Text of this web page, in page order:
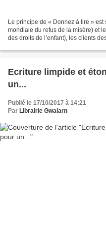
Le principe de « Donnez à lire »
mondiale du refus de la misère) et
des droits de l’enfant), les clients
Ecriture limpide et
un...
Publié le 17/10/2017 à 14:21
Par Librairie Gwalarn